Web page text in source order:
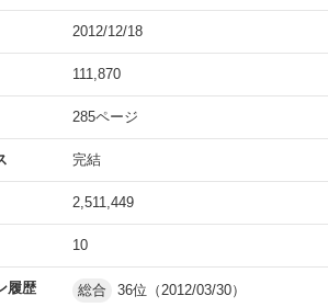
2012/12/18
111,870
285ページ
完結
2,511,449
10
履歴 総合 36位（2012/03/30）